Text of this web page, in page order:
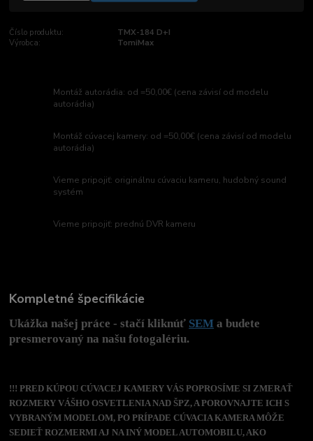
Číslo produktu:
TMX-184 D+I
Výrobca:
TomiMax
Montáž autorádia: od =50,00€ (cena závisí od modelu
autorádia)
Montáž cúvacej kamery: od =50,00€ (cena závisí od modelu
autorádia)
Vieme pripojiť: originálnu cúvaciu kameru, hudobný sound
systém
Vieme pripojiť: prednú DVR kameru
Kompletné špecifikácie
Ukážka našej práce - stačí kliknúť SEM a budete
presmerovaný na našu fotogalériu.
!!! PRED KÚPOU CÚVACEJ KAMERY VÁS POPROSÍME SI ZMERAŤ
ROZMERY VÁŠHO OSVETLENIA NAD ŠPZ, A POROVNAJTE ICH S
VYBRANÝM MODELOM, PO PRÍPADE CÚVACIA KAMERA MÔŽE
SEDIEŤ ROZMERMI AJ NA INÝ MODEL AUTOMOBILU, AKO